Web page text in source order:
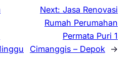
Next: Jasa Renovasi
Rumah Perumahan
Permata Puri 1
Cimanggis – Depok →